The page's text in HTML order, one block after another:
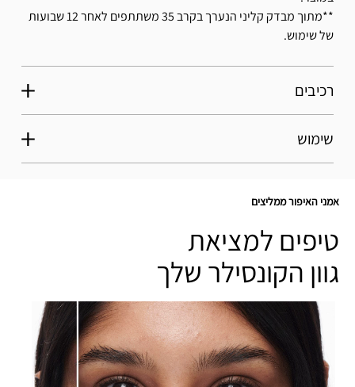
**מתוך מבדק קליני הנערך בקרב 35 משתתפים לאחר 12 שבועות
של שימוש.
רכיבים
שימוש
אמני האיפור ממליצים
טיפים למציאת
גוון הקונסילר שלך